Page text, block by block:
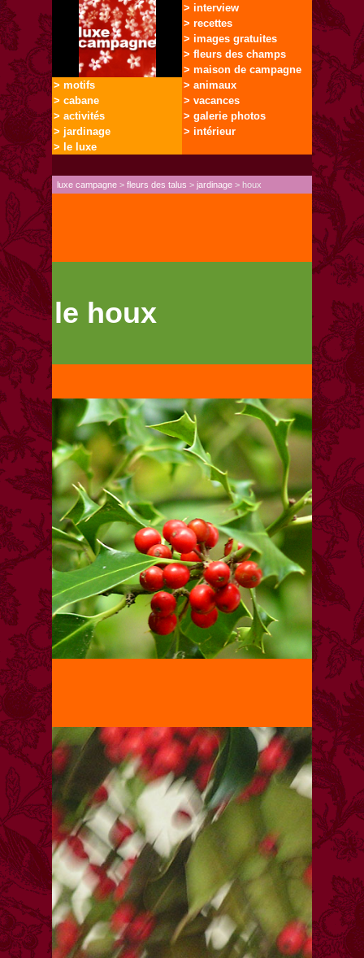
> interview
> recettes
> images gratuites
> fleurs des champs
> maison de campagne
> motifs
> cabane
> activités
> jardinage
> le luxe
> animaux
> vacances
> galerie photos
> intérieur
luxe campagne >fleurs des talus >jardinage > houx
le houx